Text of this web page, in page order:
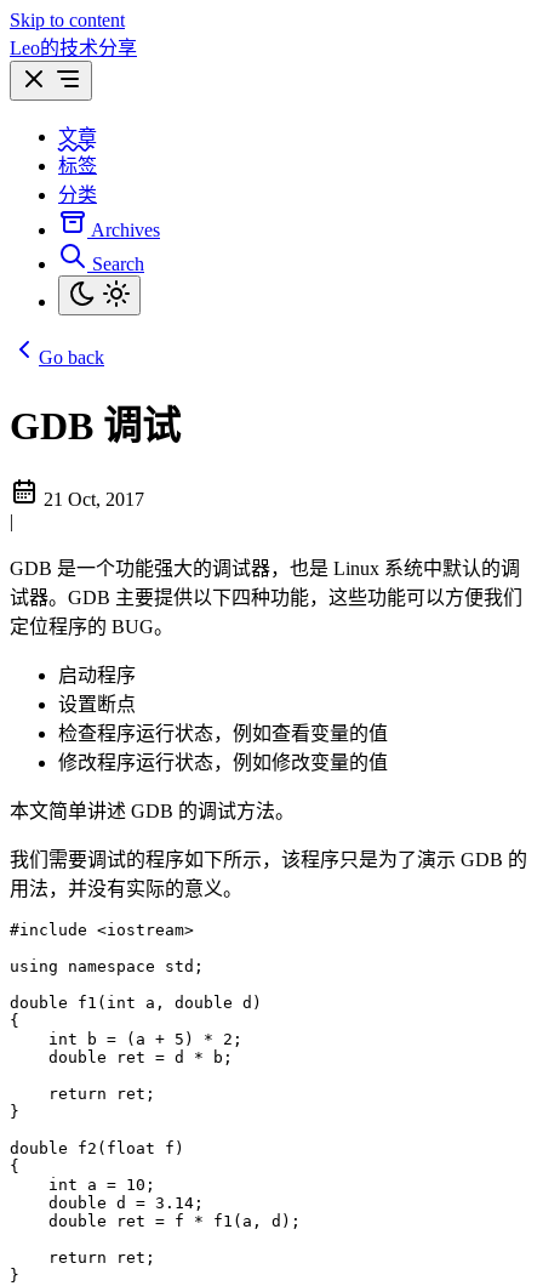
Skip to content
Leo的技术分享
文章
标签
分类
Archives
Search
Go back
GDB 调试
21 Oct, 2017
|
GDB 是一个功能强大的调试器，也是 Linux 系统中默认的调
试器。GDB 主要提供以下四种功能，这些功能可以方便我们
定位程序的 BUG。
启动程序
设置断点
检查程序运行状态，例如查看变量的值
修改程序运行状态，例如修改变量的值
本文简单讲述 GDB 的调试方法。
我们需要调试的程序如下所示，该程序只是为了演示 GDB 的
用法，并没有实际的意义。
#include <iostream>
using namespace std;
double f1 ( int a , double d )
{
    int
b = (a + 5 ) * 2 ;
    double
ret = d * b;
    return
ret;
}
double f2 ( float f )
{
    int
a = 10 ;
    double
d = 3.14 ;
    double
ret = f * f1 (a ,
d);
    return
ret;
}